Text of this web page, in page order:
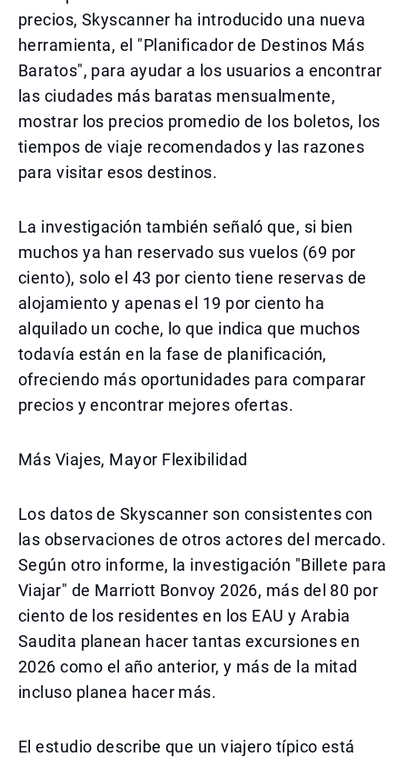
precios, Skyscanner ha introducido una nueva
herramienta, el "Planificador de Destinos Más
Baratos", para ayudar a los usuarios a encontrar
las ciudades más baratas mensualmente,
mostrar los precios promedio de los boletos, los
tiempos de viaje recomendados y las razones
para visitar esos destinos.
La investigación también señaló que, si bien
muchos ya han reservado sus vuelos (69 por
ciento), solo el 43 por ciento tiene reservas de
alojamiento y apenas el 19 por ciento ha
alquilado un coche, lo que indica que muchos
todavía están en la fase de planificación,
ofreciendo más oportunidades para comparar
precios y encontrar mejores ofertas.
Más Viajes, Mayor Flexibilidad
Los datos de Skyscanner son consistentes con
las observaciones de otros actores del mercado.
Según otro informe, la investigación "Billete para
Viajar" de Marriott Bonvoy 2026, más del 80 por
ciento de los residentes en los EAU y Arabia
Saudita planean hacer tantas excursiones en
2026 como el año anterior, y más de la mitad
incluso planea hacer más.
El estudio describe que un viajero típico está